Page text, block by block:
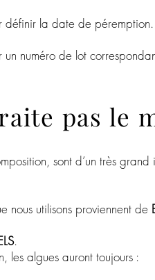
la date de péremption.
numéro de lot
sont d’un très grand
nous utilisons proviennent de
.
les algues auront toujours :
pas le